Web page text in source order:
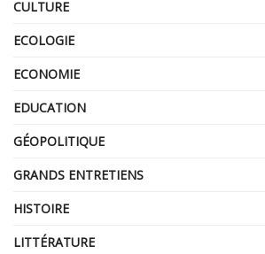
CULTURE
ECOLOGIE
ECONOMIE
EDUCATION
GÉOPOLITIQUE
GRANDS ENTRETIENS
HISTOIRE
LITTÉRATURE